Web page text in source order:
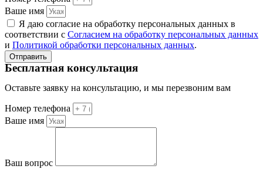
Ваше имя
Я даю согласие на обработку персональных данных в
соответствии с Согласием на обработку персональных данных
и Политикой обработки персональных данных.
Отправить
Бесплатная консультация
Оставьте заявку на консультацию, и мы перезвоним вам
Номер телефона
Ваше имя
Ваш вопрос